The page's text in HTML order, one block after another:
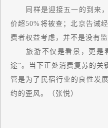
同样是迎接五一的到来，
价超50%将被查；北京告诫
费者权益考虑，并不是没有
旅游不仅是看景，更是看
途”。当下正处消费复苏的关
管是为了民宿行业的良性发
约的歪风。（张悦）